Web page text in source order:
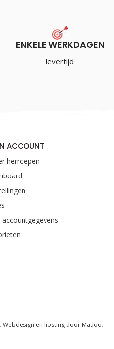
ENKELE WERKDAGEN
levertijd
ACCOUNT
herroepen
accountgegevens
Webdesign en hosting door Madoo.